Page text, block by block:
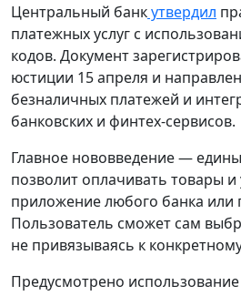
Центральный банкутвердил
платежных услуг с
кодов. Документ
юстиции 15 апреля и
безналичных платежей и
банковских и финтех-сервисов.
Главное нововведение —
позволит оплачивать товары и
приложение любого банка или
Пользователь сможет сам
не привязываясь к
Предусмотрено использование